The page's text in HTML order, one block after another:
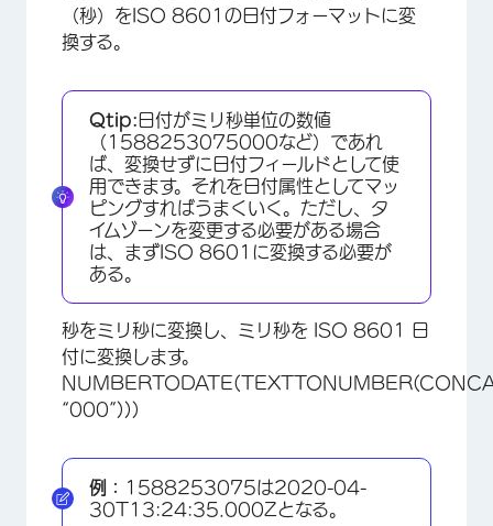
（秒）をISO 8601の日付フォーマットに変
換する。
Qtip: 日付がミリ秒単位の数値
（1588253075000など）であれ
ば、変換せずに日付フィールドとして使
用できます。それを日付属性としてマッ
ピングすればうまくいく。ただし、タ
イムゾーンを変更する必要がある場合
は、まずISO 8601に変換する必要が
ある。
秒をミリ秒に変換し、ミリ秒を ISO 8601 日
付に変換します。
“000”)))
例：
1588253075は2020-04-
30T13:24:35.000Zとなる。